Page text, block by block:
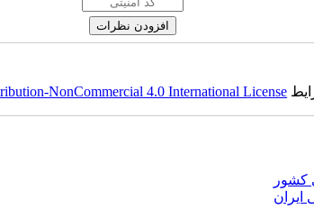
NonCommercial 4.0 International License
کشور